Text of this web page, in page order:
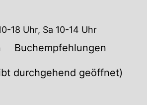
18 Uhr, Sa 10-14 Uhr
Buchempfehlungen
durchgehend geöffnet)